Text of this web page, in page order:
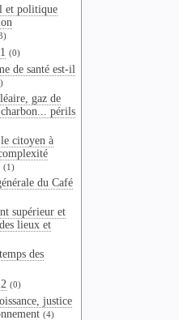
et politique
(0)
de santé est-il
gaz de
périls
citoyen à
(1)
du Café
supérieur et
lieux et
des
(0)
justice
(4)